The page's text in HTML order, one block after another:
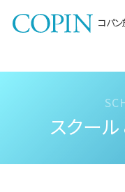
コパ
スクー